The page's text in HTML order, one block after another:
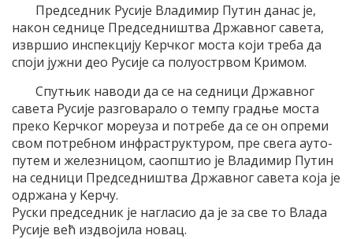
Председник Русиjе Владимир Путин данас jе,
након седнице Председништва Државног савета,
извршио инспекциjу Kерчког моста коjи треба да
споjи jужни део Русиjе са полуострвом Kримом.
Спутњик наводи да се на седници Државног
савета Русиjе разговарало о темпу градње моста
преко Kерчког мореуза и потребе да се он опреми
свом потребном инфраструктуром, пре свега ауто-
путем и железницом, саопштио jе Владимир Путин
на седници Председништва Државног савета коjа jе
одржана у Kерчу.
Руски председник jе нагласио да jе за све то Влада
Русиjе већ издвоjила новац.